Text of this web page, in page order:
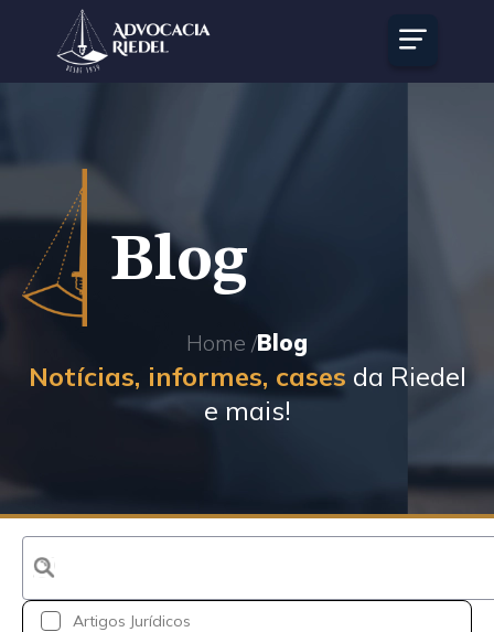
Blog
Home /Blog
Notícias, informes, cases da Riedel
e mais!
Artigos Jurídicos